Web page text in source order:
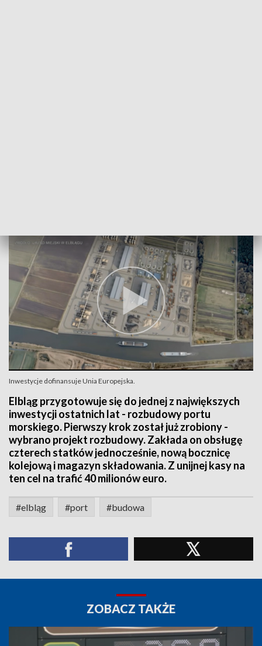
Inwestycje dofinansuje Unia Europejska.
Elbląg przygotowuje się do jednej z największych
inwestycji ostatnich lat - rozbudowy portu
morskiego. Pierwszy krok został już zrobiony -
wybrano projekt rozbudowy. Zakłada on obsługę
czterech statków jednocześnie, nową bocznicę
kolejową i magazyn składowania. Z unijnej kasy na
ten cel na trafić 40 milionów euro.
#elbląg #port #budowa
ZOBACZ TAKŻE